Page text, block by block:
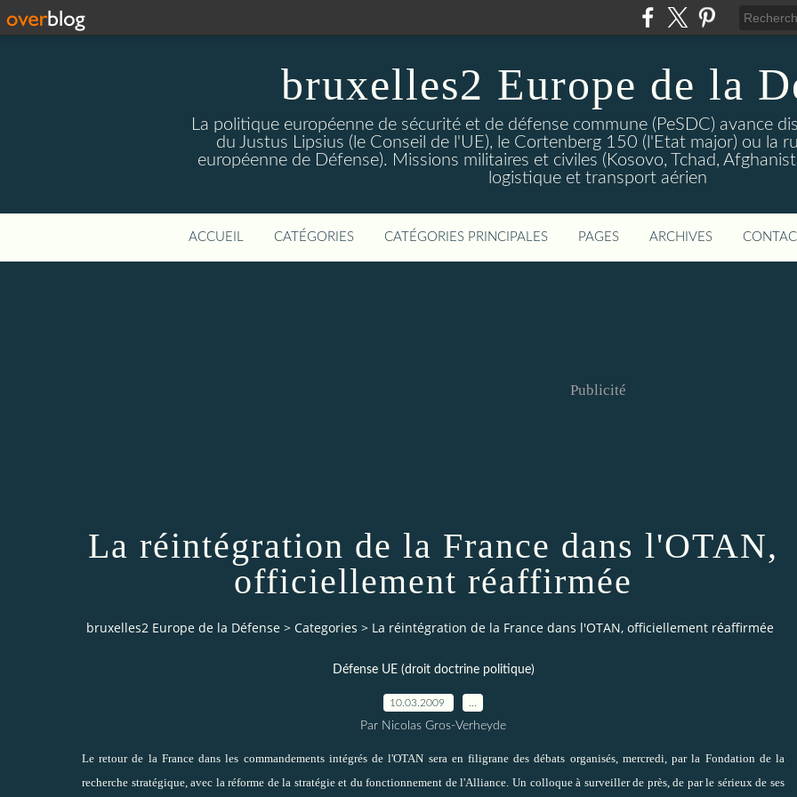
bruxelles2 Europe de la
La politique européenne de sécurité et de défense commune (PeSDC) avance
du Justus Lipsius (le Conseil de l'UE), le Cortenberg 150 (l'Etat major) ou la
européenne de Défense). Missions militaires et civiles (Kosovo, Tchad,
logistique et transport aérien
ACCUEIL CATÉGORIES CATÉGORIES PRINCIPALES PAGES ARCHIVES
Publicité
La réintégration de la France dans l'OTAN,
officiellement réaffirmée
bruxelles2 Europe de la Défense > Categories > La réintégration de la France dans l'OTAN, officiellement réaffirmée
Défense UE (droit doctrine politique)
10.03.2009
Par Nicolas Gros-Verheyde
Le retour de la France dans les commandements intégrés de l'OTAN sera en filigrane des débats organisés, mercredi, par la Fondation de la
recherche stratégique, avec la réforme de la stratégie et du fonctionnement de l'Alliance. Un colloque à surveiller de près, de par le sérieux de ses